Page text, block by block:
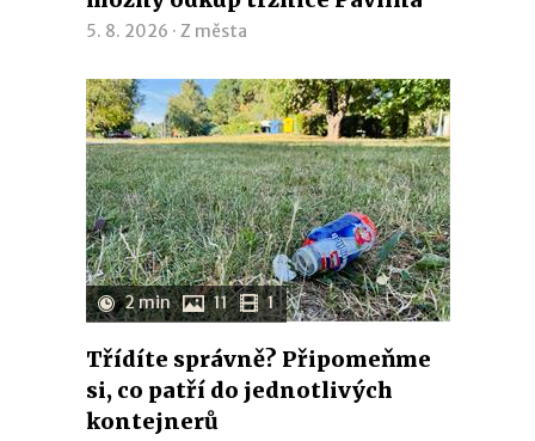
5. 8. 2026 · Z města
2 min 11 1
Třídíte správně? Připomeňme
si, co patří do jednotlivých
kontejnerů